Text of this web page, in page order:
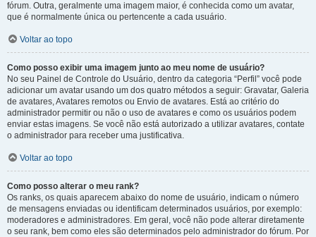
fórum. Outra, geralmente uma imagem maior, é conhecida como um avatar,
que é normalmente única ou pertencente a cada usuário.
Voltar ao topo
Como posso exibir uma imagem junto ao meu nome de usuário?
No seu Painel de Controle do Usuário, dentro da categoria “Perfil” você pode
adicionar um avatar usando um dos quatro métodos a seguir: Gravatar, Galeria
de avatares, Avatares remotos ou Envio de avatares. Está ao critério do
administrador permitir ou não o uso de avatares e como os usuários podem
enviar estas imagens. Se você não está autorizado a utilizar avatares, contate
o administrador para receber uma justificativa.
Voltar ao topo
Como posso alterar o meu rank?
Os ranks, os quais aparecem abaixo do nome de usuário, indicam o número
de mensagens enviadas ou identificam determinados usuários, por exemplo:
moderadores e administradores. Em geral, você não pode alterar diretamente
o seu rank, bem como eles são determinados pelo administrador do fórum. Por